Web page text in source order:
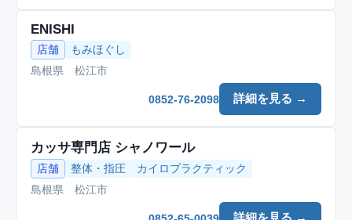
ENISHI
店舗
もみほぐし
島根県 松江市
詳細を見る →
0852-76-2098
カッサ専門店 シャノワール
店舗 整体・指圧
カイロプラクティック
島根県 松江市
詳細を見る →